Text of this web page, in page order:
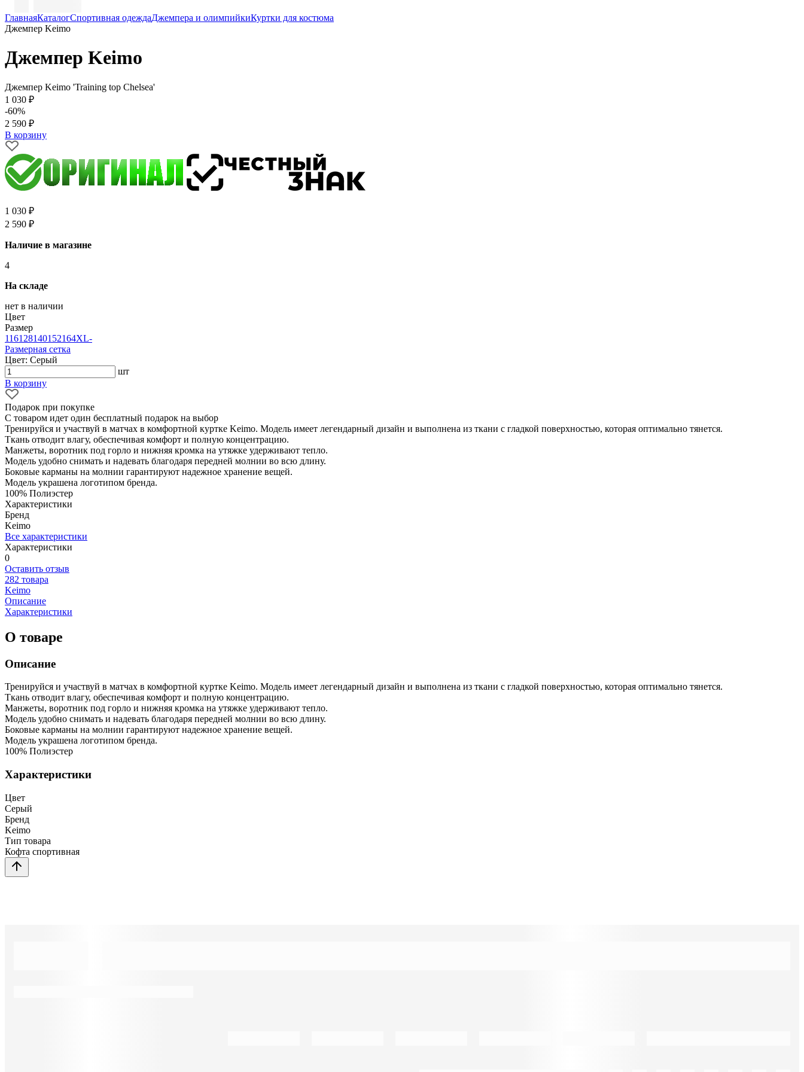
ГлавнаяКаталогСпортивная одеждаДжемпера и олимпийкиКуртки для костюма
Джемпер Keimo
Джемпер Keimo
Джемпер Keimo 'Training top Chelsea'
1 030 ₽
-60%
2 590 ₽
В корзину
1 030 ₽
2 590 ₽
Наличие в магазине
4
На складе
нет в наличии
Цвет
Размер
116128140152164XL-
Размерная сетка
Цвет: Серый
шт
В корзину
Подарок при покупке
С товаром идет один бесплатный подарок на выбор
Тренируйся и участвуй в матчах в комфортной куртке Keimo. Модель имеет легендарный дизайн и выполнена из ткани с гладкой поверхностью, которая оптимально тянется.
Ткань отводит влагу, обеспечивая комфорт и полную концентрацию.
Манжеты, воротник под горло и нижняя кромка на утяжке удерживают тепло.
Модель удобно снимать и надевать благодаря передней молнии во всю длину.
Боковые карманы на молнии гарантируют надежное хранение вещей.
Модель украшена логотипом бренда.
100% Полиэстер
Характеристики
Бренд
Keimo
Все характеристики
Характеристики
0
Оставить отзыв
282 товара
Keimo
Описание
Характеристики
О товаре
Описание
Тренируйся и участвуй в матчах в комфортной куртке Keimo. Модель имеет легендарный дизайн и выполнена из ткани с гладкой поверхностью, которая оптимально тянется.
Ткань отводит влагу, обеспечивая комфорт и полную концентрацию.
Манжеты, воротник под горло и нижняя кромка на утяжке удерживают тепло.
Модель удобно снимать и надевать благодаря передней молнии во всю длину.
Боковые карманы на молнии гарантируют надежное хранение вещей.
Модель украшена логотипом бренда.
100% Полиэстер
Характеристики
Цвет
Серый
Бренд
Keimo
Тип товара
Кофта спортивная